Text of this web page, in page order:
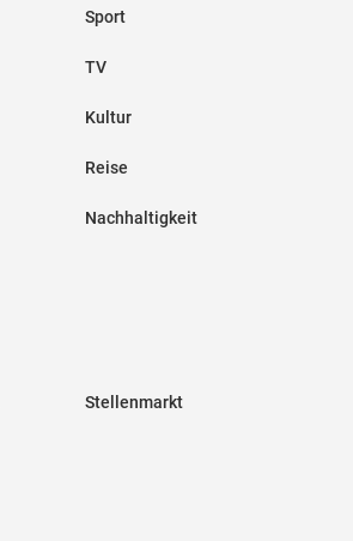
Sport
TV
Kultur
Reise
Nachhaltigkeit
Stellenmarkt